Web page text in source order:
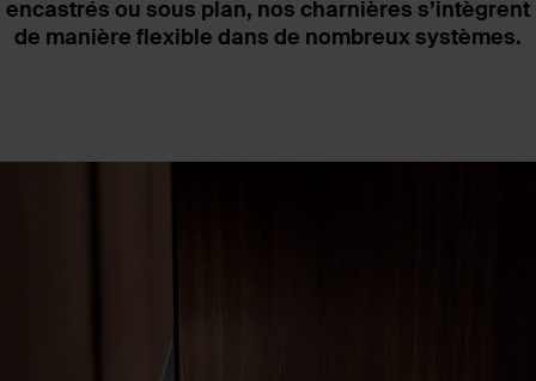
Limiteur d’angle d’ouverture et
encastrés ou sous plan, nos charnières s’intègrent
de manière flexible dans de nombreux systèmes.